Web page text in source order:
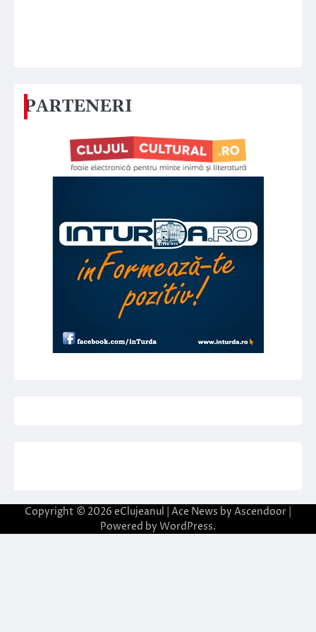
PARTENERI
Copyright © 2026 eClujeanul | Ace News by Ascendoor
Powered by WordPress.